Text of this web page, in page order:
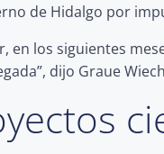
de Hidalgo por
en los siguientes
dijo Graue